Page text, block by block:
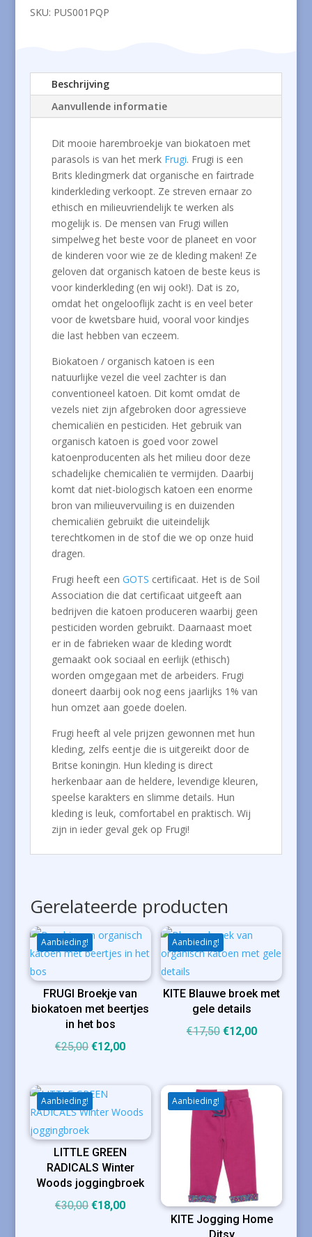
aantal
SKU: PUS001PQP
Beschrijving
Aanvullende informatie
Dit mooie harembroekje van biokatoen met
parasols is van het merk Frugi. Frugi is een
Brits kledingmerk dat organische en fairtrade
kinderkleding verkoopt. Ze streven ernaar zo
ethisch en milieuvriendelijk te werken als
mogelijk is. De mensen van Frugi willen
simpelweg het beste voor de planeet en voor
de kinderen voor wie ze de kleding maken! Ze
geloven dat organisch katoen de beste keus is
voor kinderkleding (en wij ook!). Dat is zo,
omdat het ongelooflijk zacht is en veel beter
voor de kwetsbare huid, vooral voor kindjes
die last hebben van eczeem.
Biokatoen / organisch katoen is een
natuurlijke vezel die veel zachter is dan
conventioneel katoen. Dit komt omdat de
vezels niet zijn afgebroken door agressieve
chemicaliën en pesticiden. Het gebruik van
organisch katoen is goed voor zowel
katoenproducenten als het milieu door deze
schadelijke chemicaliën te vermijden. Daarbij
komt dat niet-biologisch katoen een enorme
bron van milieuvervuiling is en duizenden
chemicaliën gebruikt die uiteindelijk
terechtkomen in de stof die we op onze huid
dragen.
Frugi heeft een GOTS certificaat. Het is de Soil
Association die dat certificaat uitgeeft aan
bedrijven die katoen produceren waarbij geen
pesticiden worden gebruikt. Daarnaast moet
er in de fabrieken waar de kleding wordt
gemaakt ook sociaal en eerlijk (ethisch)
worden omgegaan met de arbeiders. Frugi
doneert daarbij ook nog eens jaarlijks 1% van
hun omzet aan goede doelen.
Frugi heeft al vele prijzen gewonnen met hun
kleding, zelfs eentje die is uitgereikt door de
Britse koningin. Hun kleding is direct
herkenbaar aan de heldere, levendige kleuren,
speelse karakters en slimme details. Hun
kleding is leuk, comfortabel en praktisch. Wij
zijn in ieder geval gek op Frugi!
Gerelateerde producten
Aanbieding!
FRUGI Broekje van
biokatoen met beertjes
in het bos
€25,00 Oorspronkelijke
€25,00.
€12,00Huidige
Aanbieding!
KITE Blauwe broek met
gele details
€17,50 Oorspronkelijke
€17,50.
€12,00Huidige
€12,00.
Aanbieding!
LITTLE GREEN
RADICALS Winter
Woods joggingbroek
€30,00 Oorspronkelijke
€18,00Huidige
Aanbieding!
KITE Jogging Home
Ditsy